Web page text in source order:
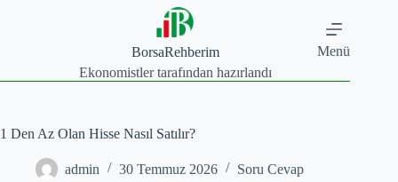
BorsaRehberim
Ekonomistler tarafından hazırlandı
Menü
1 Den Az Olan Hisse Nasıl Satılır?
admin 30 Temmuz 2026 Soru Cevap